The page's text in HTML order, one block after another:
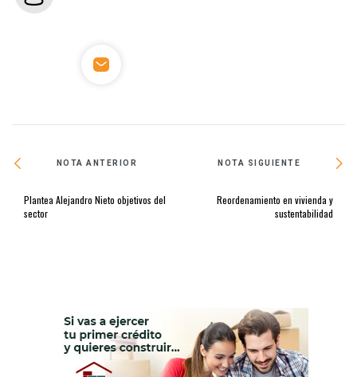
NOTA ANTERIOR
Plantea Alejandro Nieto objetivos del
sector
NOTA SIGUIENTE
Reordenamiento en vivienda y
sustentabilidad